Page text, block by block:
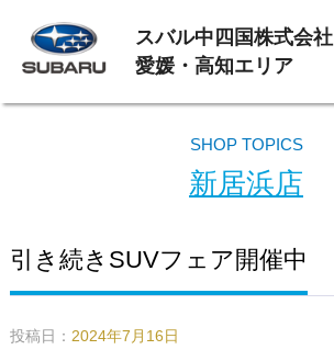
スバル中四国株式会社
愛媛・高知エリア
SHOP TOPICS
新居浜店
引き続きSUVフェア開催中
投稿日： 2024年7月16日